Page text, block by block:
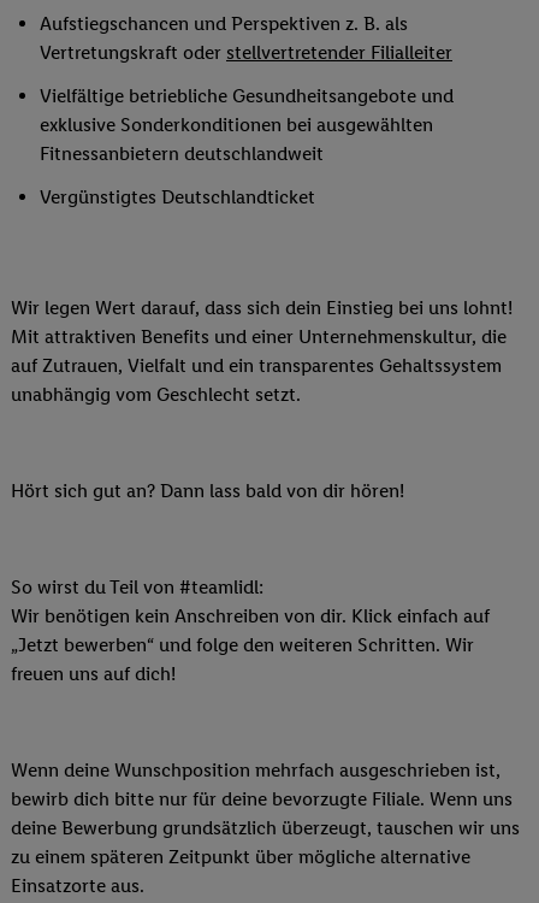
Aufstiegschancen und Perspektiven z. B. als
Vertretungskraft oder stellvertretender Filialleiter
Vielfältige betriebliche Gesundheitsangebote und
exklusive Sonderkonditionen bei ausgewählten
Fitnessanbietern deutschlandweit
Vergünstigtes Deutschlandticket
Wir legen Wert darauf, dass sich dein Einstieg bei uns lohnt!
Mit attraktiven Benefits und einer Unternehmenskultur, die
auf Zutrauen, Vielfalt und ein transparentes Gehaltssystem
unabhängig vom Geschlecht setzt.
Hört sich gut an? Dann lass bald von dir hören!
So wirst du Teil von #teamlidl:
Wir benötigen kein Anschreiben von dir. Klick einfach auf
„Jetzt bewerben“ und folge den weiteren Schritten. Wir
freuen uns auf dich!
Wenn deine Wunschposition mehrfach ausgeschrieben ist,
bewirb dich bitte nur für deine bevorzugte Filiale. Wenn uns
deine Bewerbung grundsätzlich überzeugt, tauschen wir uns
zu einem späteren Zeitpunkt über mögliche alternative
Einsatzorte aus.